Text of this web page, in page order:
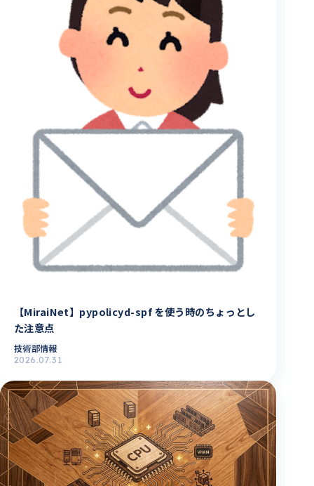
【MiraiNet】pypolicyd-spf を使う時のちょっとし
た注意点
技術部情報
2026.07.31